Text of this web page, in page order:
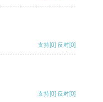
支持[0] 反对[0]
支持[0] 反对[0]